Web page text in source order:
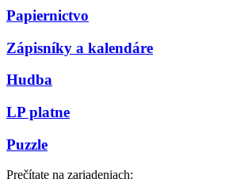
Papiernictvo
Zápisníky a kalendáre
Hudba
LP platne
Puzzle
Prečítate na zariadeniach: